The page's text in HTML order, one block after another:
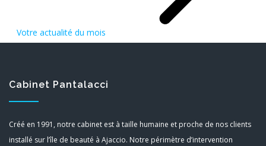
Votre actualité du mois
Cabinet Pantalacci
Créé en 1991, notre cabinet est à taille humaine et proche de nos clients
installé sur l’île de beauté à Ajaccio. Notre périmètre d’intervention